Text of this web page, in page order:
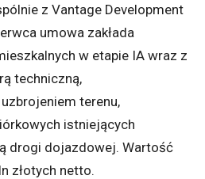
z Vantage Development
umowa zakłada
w etapie IA wraz z
techniczną,
terenu,
istniejących
drogi dojazdowej. Wartość
złotych netto.